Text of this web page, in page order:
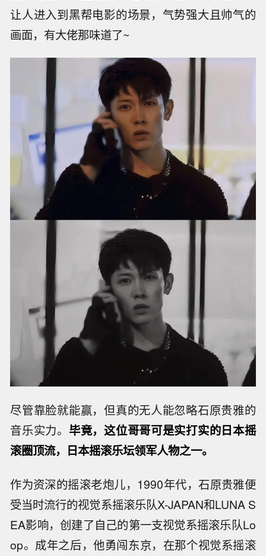
让人进入到黑帮电影的场景，气势强大且帅气的
画面，有大佬那味道了~
尽管靠脸就能赢，但真的无人能忽略石原贵雅的
音乐实力。 毕竟，这位哥哥可是实打实的日本摇
滚圈顶流，日本摇滚乐坛领军人物之一。
作为资深的摇滚老炮儿，1990年代，石原贵雅便
受当时流行的视觉系摇滚乐队X-JAPAN和LUNA S
EA影响，创建了自己的第一支视觉系摇滚乐队Lo
op。成年之后，他勇闯东京，在那个视觉系摇滚